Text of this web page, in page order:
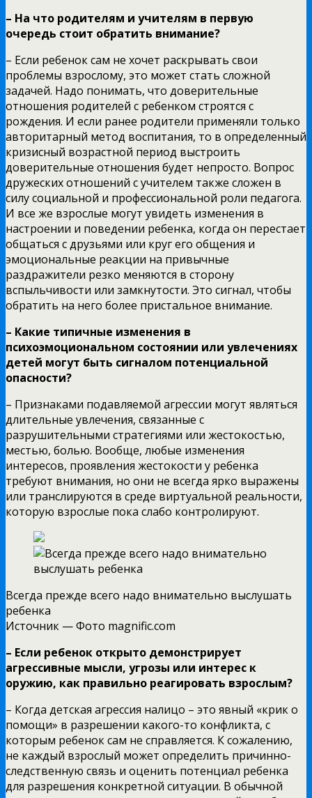
– На что родителям и учителям в первую
очередь стоит обратить внимание?
– Если ребенок сам не хочет раскрывать свои
проблемы взрослому, это может стать сложной
задачей. Надо понимать, что доверительные
отношения родителей с ребенком строятся с
рождения. И если ранее родители применяли только
авторитарный метод воспитания, то в определенный
кризисный возрастной период выстроить
доверительные отношения будет непросто. Вопрос
дружеских отношений с учителем также сложен в
силу социальной и профессиональной роли педагога.
И все же взрослые могут увидеть изменения в
настроении и поведении ребенка, когда он перестает
общаться с друзьями или круг его общения и
эмоциональные реакции на привычные
раздражители резко меняются в сторону
вспыльчивости или замкнутости. Это сигнал, чтобы
обратить на него более пристальное внимание.
– Какие типичные изменения в
психоэмоциональном состоянии или увлечениях
детей могут быть сигналом потенциальной
опасности?
– Признаками подавляемой агрессии могут являться
длительные увлечения, связанные с
разрушительными стратегиями или жестокостью,
местью, болью. Вообще, любые изменения
интересов, проявления жестокости у ребенка
требуют внимания, но они не всегда ярко выражены
или транслируются в среде виртуальной реальности,
которую взрослые пока слабо контролируют.
Всегда прежде всего надо внимательно выслушать
ребенка
Источник —Фото magnific.com
– Если ребенок открыто демонстрирует
агрессивные мысли, угрозы или интерес к
оружию, как правильно реагировать взрослым?
– Когда детская агрессия налицо – это явный «крик о
помощи» в разрешении какого-то конфликта, с
которым ребенок сам не справляется. К сожалению,
не каждый взрослый может определить причинно-
следственную связь и оценить потенциал ребенка
для разрешения конкретной ситуации. В обычной